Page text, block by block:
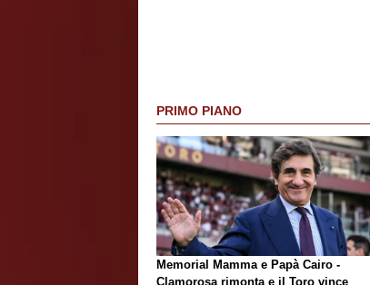
PRIMO PIANO
Memorial Mamma e Papà Cairo -
Clamorosa rimonta e il Toro vince